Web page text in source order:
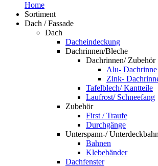
Home
Sortiment
Dach / Fassade
Dach
Dacheindeckung
Dachrinnen/Bleche
Dachrinnen/ Zubehör
Alu- Dachrinne
Zink-
Tafelblech/ Kantteile
Laufrost/ Schneefang
Zubehör
First / Traufe
Durchgänge
Unterspann-/
Bahnen
Klebebänder
Dachfenster